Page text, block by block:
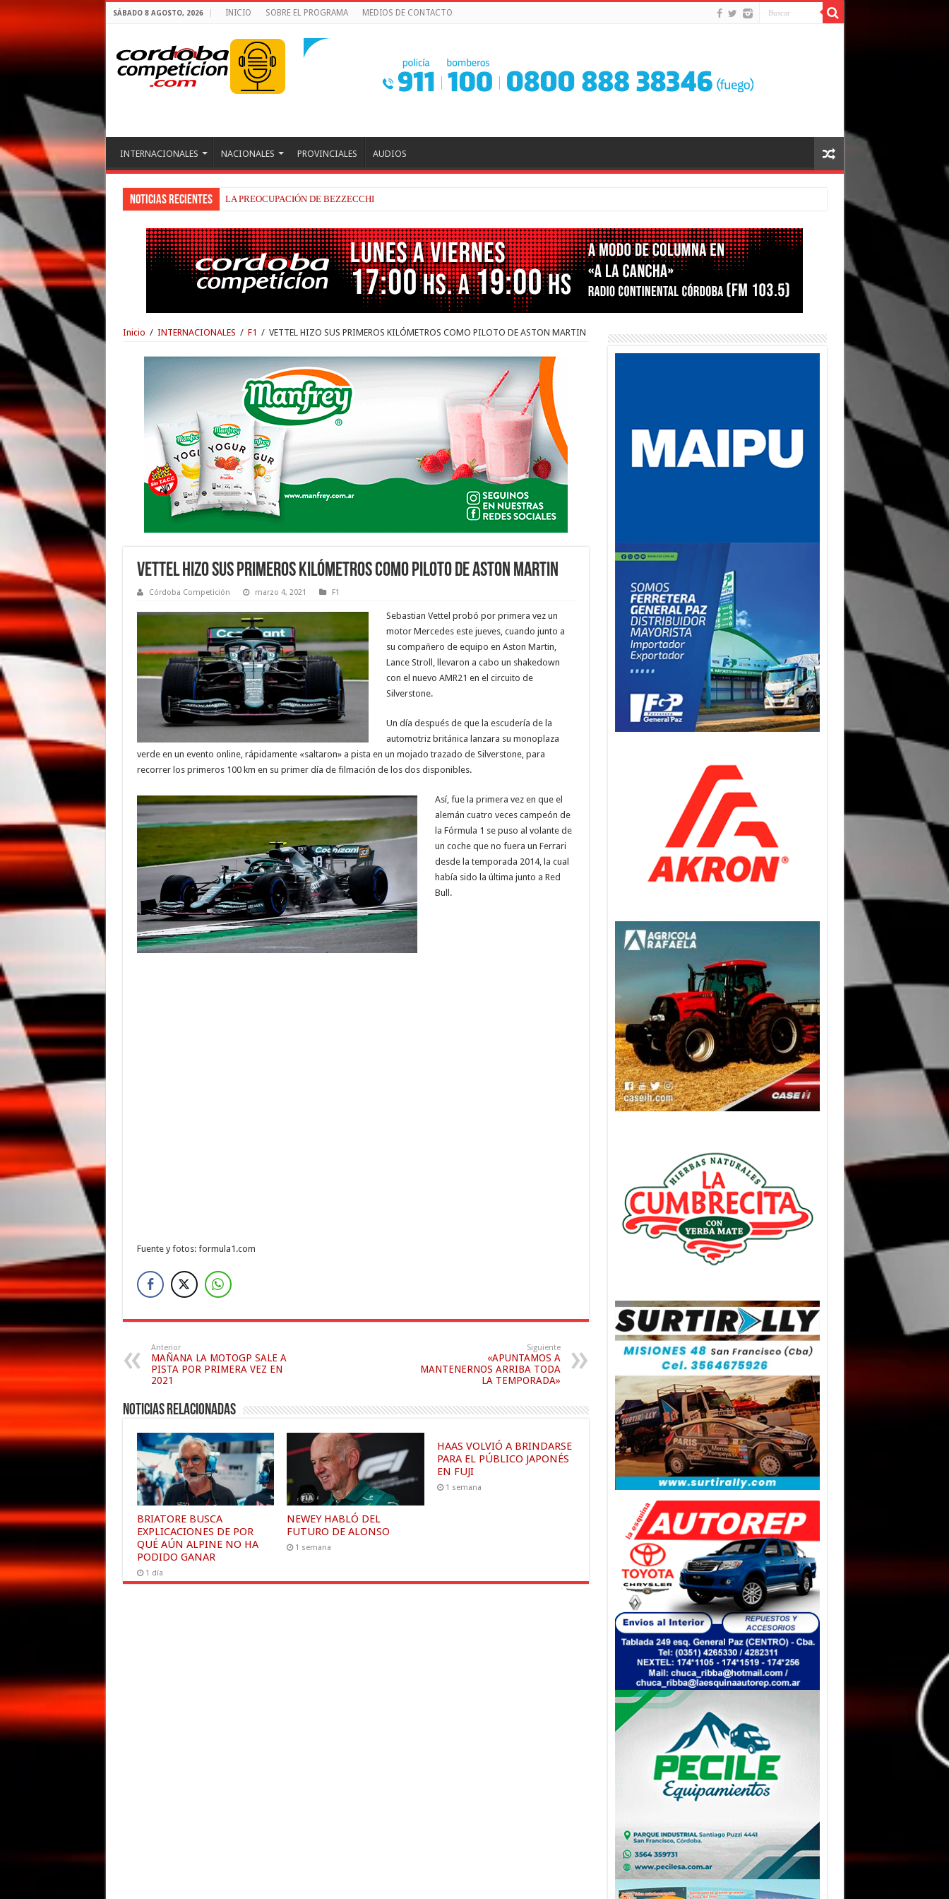
SÁBADO 8 AGOSTO, 2026 INICIO SOBRE EL PROGRAMA MEDIOS DE CONTACTO
INTERNACIONALES NACIONALES PROVINCIALES AUDIOS
Noticias recientes BEZZECCHI, RECUPERADO Y VELOZ
Inicio / INTERNACIONALES / F1 / VETTEL HIZO SUS PRIMEROS KILÓMETROS COMO PILOTO DE ASTON MARTIN
VETTEL HIZO SUS PRIMEROS KILÓMETROS COMO PILOTO DE ASTON MARTIN
Córdoba Competición marzo 4, 2021 F1
Sebastian Vettel probó por primera vez un
motor Mercedes este jueves, cuando junto a
su compañero de equipo en Aston Martin,
Lance Stroll, llevaron a cabo un shakedown
con el nuevo AMR21 en el circuito de
Silverstone.
Un día después de que la escudería de la
automotriz británica lanzara su monoplaza
verde en un evento online, rápidamente «saltaron» a pista en un mojado trazado de Silverstone, para
recorrer los primeros 100 km en su primer día de filmación de los dos disponibles.
Así, fue la primera vez en que el
alemán cuatro veces campeón de
la Fórmula 1 se puso al volante de
un coche que no fuera un Ferrari
desde la temporada 2014, la cual
había sido la última junto a Red
Bull.
Fuente y fotos: formula1.com
Anterior
MAÑANA LA MOTOGP SALE A
PISTA POR PRIMERA VEZ EN
2021
Siguiente
«APUNTAMOS A
MANTENERNOS ARRIBA TODA
LA TEMPORADA»
Noticias relacionadas
BRIATORE BUSCA
EXPLICACIONES DE POR
QUÉ AÚN ALPINE NO HA
PODIDO GANAR
1 día
NEWEY HABLÓ DEL
FUTURO DE ALONSO
1 semana
HAAS VOLVIÓ A BRINDARSE
PARA EL PÚBLICO JAPONÉS
EN FUJI
1 semana